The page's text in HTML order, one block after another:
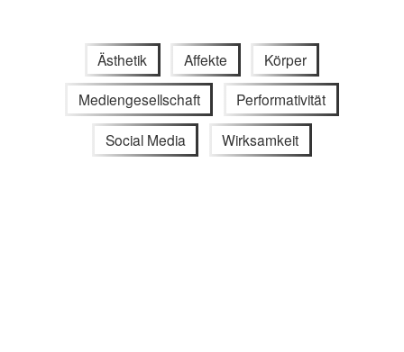
Ästhetik Affekte Körper
Mediengesellschaft Performativität
Social Media Wirksamkeit